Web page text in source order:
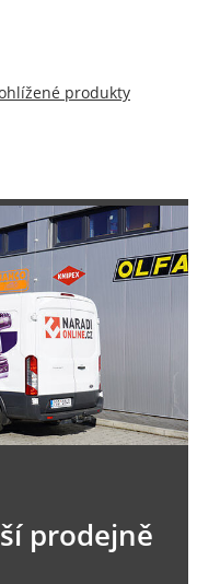
produkty
prodejně